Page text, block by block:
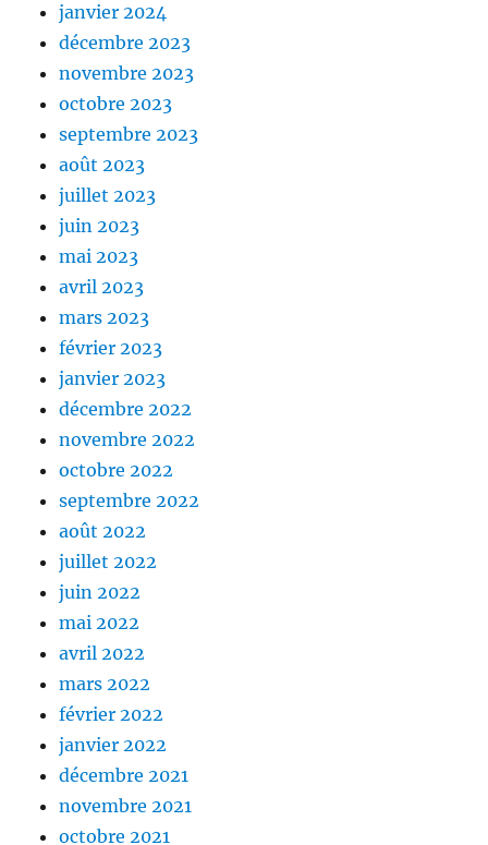
janvier 2024
décembre 2023
novembre 2023
octobre 2023
septembre 2023
août 2023
juillet 2023
juin 2023
mai 2023
avril 2023
mars 2023
février 2023
janvier 2023
décembre 2022
novembre 2022
octobre 2022
septembre 2022
août 2022
juillet 2022
juin 2022
mai 2022
avril 2022
mars 2022
février 2022
janvier 2022
décembre 2021
novembre 2021
octobre 2021